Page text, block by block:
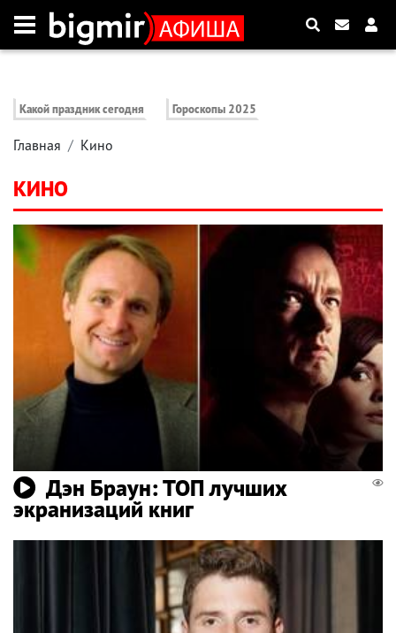
Какой праздник сегодня Гороскопы 2025
Главная Кино
КИНО
Дэн Браун: ТОП лучших
экранизаций книг